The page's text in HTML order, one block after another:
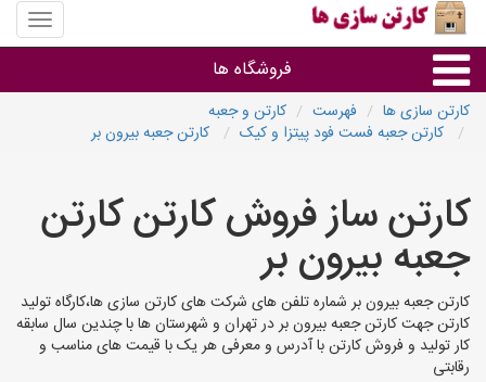
منوی
سایت
سازی
فروشگاه ها
کارتن جعبه
سایر گروه ها
فروشنده های کارتن جعبه
کارتن سازی ها فهرست
کارتن و جعبه
کارتن جعبه فست فود پیتزا و کیک
کارتن جعبه بیرون بر
کارتن ساز فروش کارتن کارتن
جعبه بیرون بر
کارتن جعبه بیرون بر شماره تلفن های شرکت های کارتن سازی ها،کارگاه تولید
کارتن جهت کارتن جعبه بیرون بر در تهران و شهرستان ها با چندین سال سابقه
کار تولید و فروش کارتن با آدرس و معرفی هر یک با قیمت های مناسب و
رقابتی